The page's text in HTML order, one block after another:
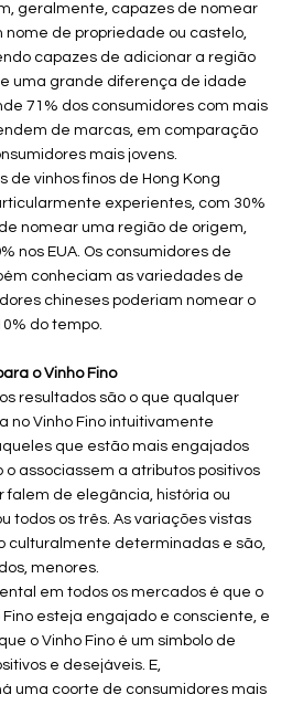
geralmente, capazes de nomear
nome de propriedade ou castelo,
capazes de adicionar a região
uma grande diferença de idade
71% dos consumidores com mais
de marcas, em comparação
mais jovens.
de vinhos finos de Hong Kong
experientes, com 30%
nomear uma região de origem,
nos EUA. Os consumidores de
conheciam as variedades de
chineses poderiam nomear o
do tempo.
o Vinho Fino
resultados são o que qualquer
no Vinho Fino intuitivamente
que estão mais engajados
o associassem a atributos positivos
falem de elegância, história ou
todos os três. As variações vistas
culturalmente determinadas e são,
menores.
em todos os mercados é que o
Fino esteja engajado e consciente, e
o Vinho Fino é um símbolo de
e desejáveis. E,
uma coorte de consumidores mais